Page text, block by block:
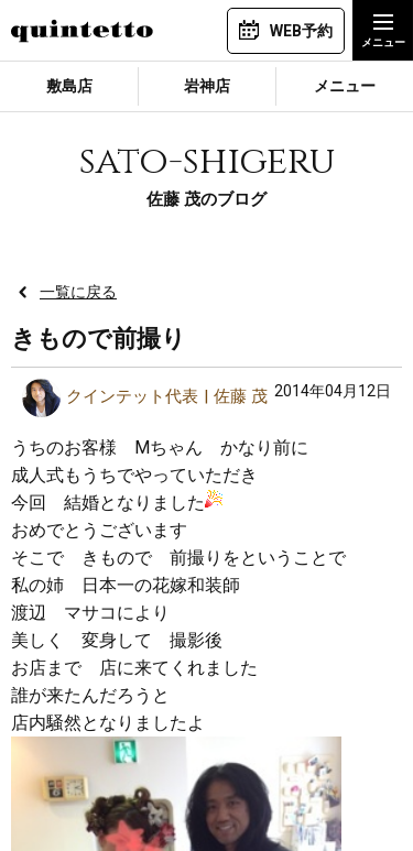
WEB予約
敷島店 岩神店 メニュー
sato-shigeru
佐藤 茂のブログ
一覧に戻る
きもので前撮り
クインテット代表 佐藤 茂 2014年04月12日
うちのお客様 Mちゃん かなり前に
成人式もうちでやっていただき
今回 結婚となりました
おめでとうございます
そこで きもので 前撮りをということで
私の姉 日本一の花嫁和装師
渡辺 マサコにより
美しく 変身して 撮影後
お店まで 店に来てくれました
誰が来たんだろうと
店内騒然となりましたよ